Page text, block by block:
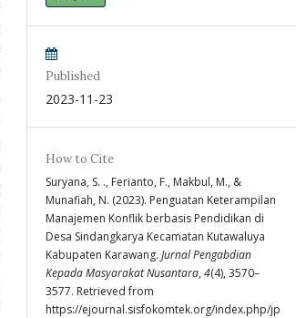
Published
2023-11-23
How to Cite
Suryana, S. ., Ferianto, F., Makbul, M., &
Munafiah, N. (2023). Penguatan Keterampilan
Manajemen Konflik berbasis Pendidikan di
Desa Sindangkarya Kecamatan Kutawaluya
Kabupaten Karawang. Jurnal Pengabdian
Kepada Masyarakat Nusantara, 4(4), 3570–
3577. Retrieved from
https://ejournal.sisfokomtek.org/index.php/jp